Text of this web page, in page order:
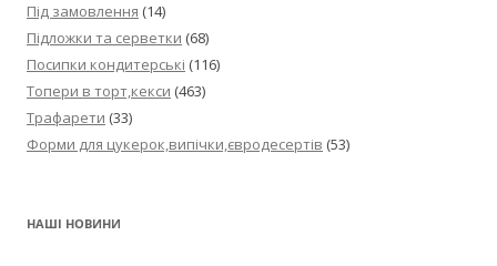
Під замовлення (14)
Підложки та серветки (68)
Посипки кондитерські (116)
Топери в торт,кекси (463)
Трафарети (33)
Форми для цукерок,випічки,євродесертів (53)
НАШІ НОВИНИ